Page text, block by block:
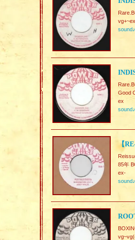
sound♪
Good
ex
sound♪
【
85年
ex-
sound♪